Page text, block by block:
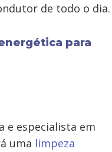
de todo o dia.
para
e especialista em
uma limpeza